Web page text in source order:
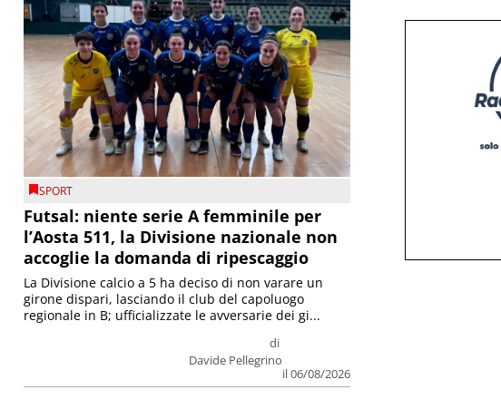
SPORT
Futsal: niente serie A femminile per
l’Aosta 511, la Divisione nazionale non
accoglie la domanda di ripescaggio
di
Davide Pellegrino
il 06/08/2026
La Divisione calcio a 5 ha deciso di non varare un
girone dispari, lasciando il club del capoluogo
regionale in B; ufficializzate le avversarie dei gi...